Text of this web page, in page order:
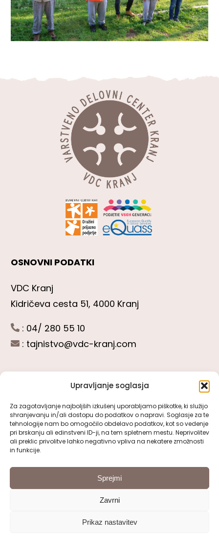
Upravljanje soglasja
Za zagotavljanje najboljših izkušenj uporabljamo piškotke, ki služijo
shranjevanju in/ali dostopu do podatkov o napravi. Soglasje za te
tehnologije nam bo omogočilo obdelavo podatkov, kot so vedenje
pri brskanju ali edinstveni ID-ji, na tem spletnem mestu. Neprivolitev
ali preklic privolitve lahko negativno vpliva na nekatere zmožnosti
in funkcije.
Sprejmi
Zavrni
Prikaz nastavitev
OSNOVNI PODATKI
VDC Kranj
Kidričeva cesta 51, 4000 Kranj
: 04/ 280 55 10
: tajnistvo@vdc-kranj.com
Toggle
Navigation
Predstavitev VDC Kranj
SLEDITE NAM